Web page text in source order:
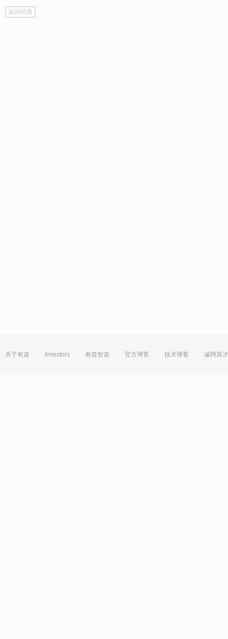
go
top
返回词典
关于有道 Investors 有道智选 官方博客 技术博客 诚聘英才